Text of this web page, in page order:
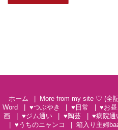
ホーム More from my site ♡ (全
Word
♥つぶやき ♥日常 ♥お
画
♥ジム通い ♥陶芸 ♥病院通
♥うちのニャンコ
箱入り主婦